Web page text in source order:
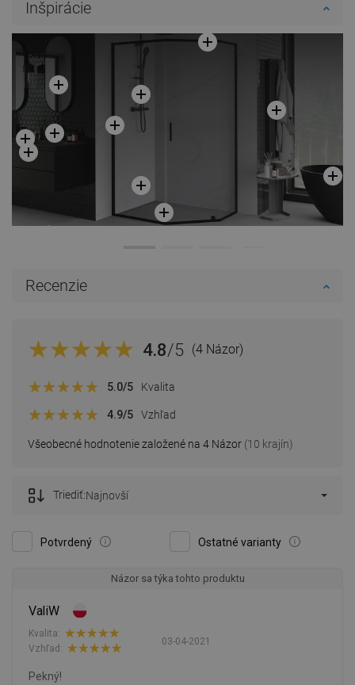
Inšpirácie
Recenzie
4.8/5 (4 Názor)
Všeobecné hodnotenie založené na 4 Názor (10 krajín)
5.0/5 Kvalita
4.9/5 Vzhľad
Potvrdený Ostatné varianty
Triediť:Najnovší
Názor sa týka tohto produktu
ValiW
03-04-2021
Kvalita:
Vzhľad:
Pekný!